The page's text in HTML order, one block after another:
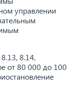
управлении
8.14,
от 80 000 до 100